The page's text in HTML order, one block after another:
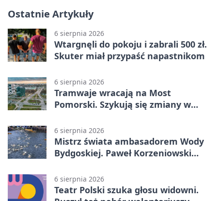
Ostatnie Artykuły
6 sierpnia 2026
Wtargnęli do pokoju i zabrali 500 zł.
Skuter miał przypaść napastnikom
6 sierpnia 2026
Tramwaje wracają na Most
Pomorski. Szykują się zmiany w
6 sierpnia 2026
Mistrz świata ambasadorem Wody
Bydgoskiej. Paweł Korzeniowski
6 sierpnia 2026
Teatr Polski szuka głosu widowni.